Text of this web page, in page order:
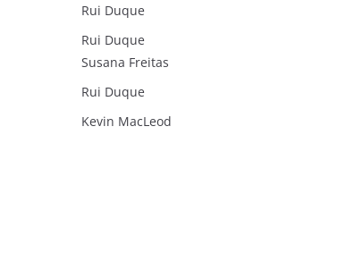
Rui Duque
Rui Duque
Susana Freitas
Rui Duque
Kevin MacLeod